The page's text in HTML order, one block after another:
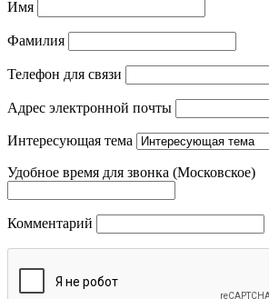
Имя
Фамилия
Телефон для связи
Адрес электронной почты
Интересующая тема
Удобное время для звонка (Московское)
Комментарий